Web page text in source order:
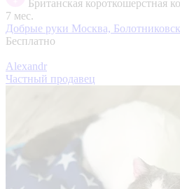
Британская короткошерстная
7 мес.
Добрые руки Москва,
Бесплатно
Alexandr
Частный продавец